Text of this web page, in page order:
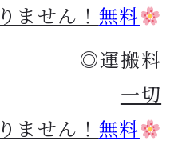
ません！ 無料
◎運搬料
一切
ません！ 無料